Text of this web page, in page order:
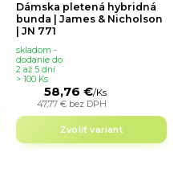
Dámska pletená hybridná
bunda | James & Nicholson
| JN 771
58,76 €/Ks
47,77 € bez DPH
skladom -
dodanie do
2 až 5 dní
> 100 Ks
Zvoliť variant